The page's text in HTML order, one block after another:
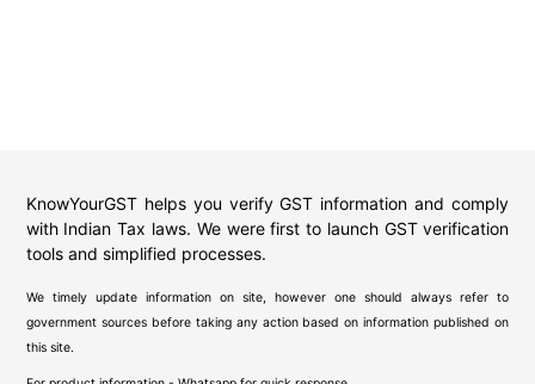
KnowYourGST helps you verify GST information and comply
with Indian Tax laws. We were first to launch GST verification
tools and simplified processes.
We timely update information on site, however one should always refer to
government sources before taking any action based on information published on
this site.